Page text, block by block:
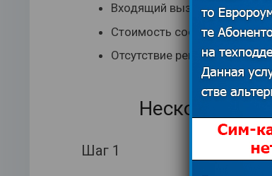
Входящий вызов в 147
Стоимость сообщения 0,10
Отсутствие регулярного
Несколько
Шаг 1